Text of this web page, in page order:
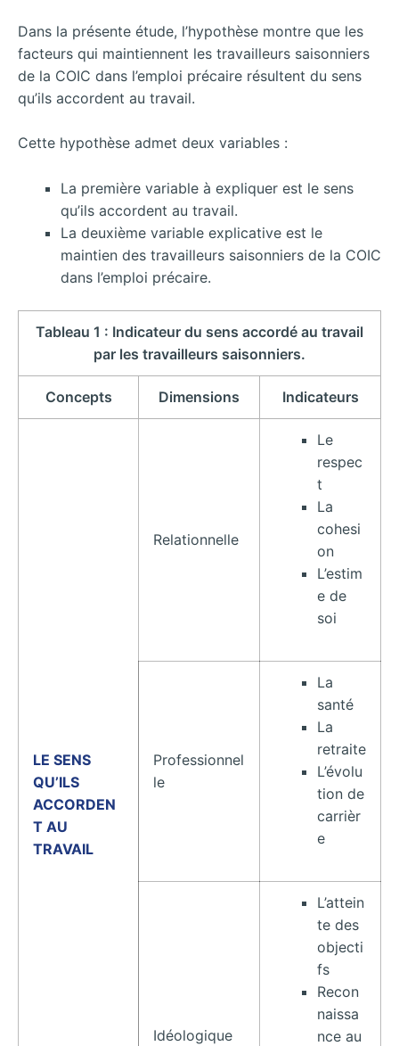
Dans la présente étude, l’hypothèse montre que les
facteurs qui maintiennent les travailleurs saisonniers
de la COIC dans l’emploi précaire résultent du sens
qu’ils accordent au travail.
Cette hypothèse admet deux variables :
La première variable à expliquer est le sens
qu’ils accordent au travail.
La deuxième variable explicative est le
maintien des travailleurs saisonniers de la COIC
dans l’emploi précaire.
Tableau 1 : Indicateur du sens accordé au travail
par les travailleurs saisonniers.
Concepts Dimensions Indicateurs
LE SENS
QU’ILS
ACCORDEN
T AU
TRAVAIL
Relationnelle
Le
respec
t
La
cohesi
on
L’estim
e de
soi
Professionnel
le
La
santé
La
retraite
L’évolu
tion de
carrièr
e
Idéologique
L’attein
te des
objecti
fs
Recon
naissa
nce au